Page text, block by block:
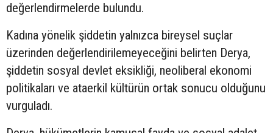
değerlendirmelerde bulundu.
Kadına yönelik şiddetin yalnızca bireysel suçlar
üzerinden değerlendirilemeyeceğini belirten Derya,
şiddetin sosyal devlet eksikliği, neoliberal ekonomi
politikaları ve ataerkil kültürün ortak sonucu olduğunu
vurguladı.